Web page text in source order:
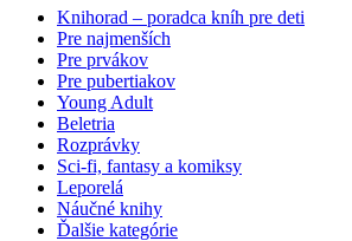
Knihorad – poradca kníh pre deti
Pre najmenších
Pre prvákov
Pre pubertiakov
Young Adult
Beletria
Rozprávky
Sci-fi, fantasy a komiksy
Leporelá
Náučné knihy
Ďalšie kategórie